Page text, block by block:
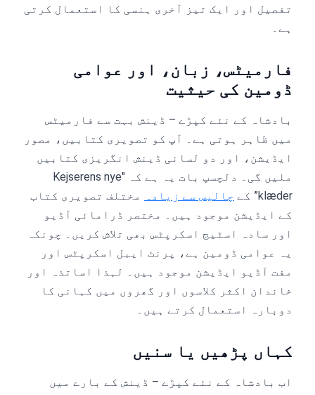
تفصیل اور ایک تیز آخری ہنسی کا استعمال کرتی
ہے۔
فارمیٹس، زبان، اور عوامی
ڈومین کی حیثیت
بادشاہ کے نئے کپڑے – ڈینش بہت سے فارمیٹس
میں ظاہر ہوتی ہے۔ آپ کو تصویری کتابیں، مصور
ایڈیشن، اور دو لسانی ڈینش انگریزی کتابیں
ملیں گی۔ دلچسپ بات یہ ہے کہ "Kejserens nye
klæder” کے
چالیس سے زیادہ مختلف تصویری کتاب
کے ایڈیشن موجود ہیں۔ مختصر ڈرامائی آڈیو
اور سادہ اسٹیج اسکرپٹس بھی تلاش کریں۔ چونکہ
یہ عوامی ڈومین ہے، پرنٹ ایبل اسکرپٹس اور
مفت آڈیو ایڈیشن موجود ہیں۔ لہذا اساتذہ اور
خاندان اکثر کلاسوں اور گھروں میں کہانی کا
دوبارہ استعمال کرتے ہیں۔
کہاں پڑھیں یا سنیں
اب بادشاہ کے نئے کپڑے – ڈینش کے بارے میں